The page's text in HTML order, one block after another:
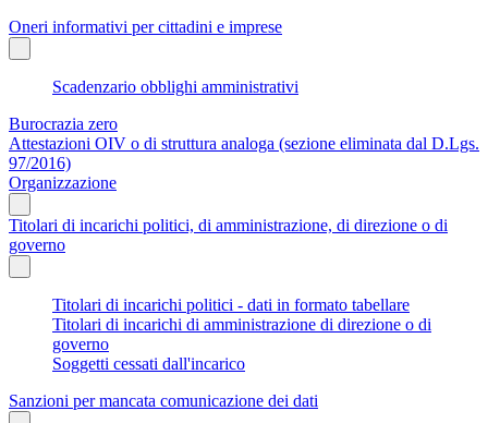
Oneri informativi per cittadini e imprese
Scadenzario obblighi amministrativi
Burocrazia zero
Attestazioni OIV o di struttura analoga (sezione eliminata dal D.Lgs.
97/2016)
Organizzazione
Titolari di incarichi politici, di amministrazione, di direzione o di
governo
Titolari di incarichi politici - dati in formato tabellare
Titolari di incarichi di amministrazione di direzione o di
governo
Soggetti cessati dall'incarico
Sanzioni per mancata comunicazione dei dati